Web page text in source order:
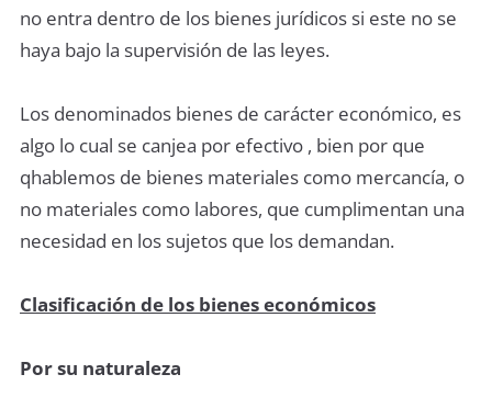
no entra dentro de los bienes jurídicos si este no se
haya bajo la supervisión de las leyes.
Los denominados bienes de carácter económico, es
algo lo cual se canjea por efectivo , bien por que
qhablemos de bienes materiales como mercancía, o
no materiales como labores, que cumplimentan una
necesidad en los sujetos que los demandan.
Clasificación de los bienes económicos
Por su naturaleza